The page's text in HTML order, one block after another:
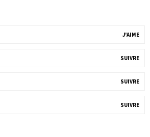
J'AIME
SUIVRE
SUIVRE
SUIVRE